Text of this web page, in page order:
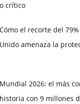
crítico
Cómo el recorte del
Unido amenaza la
Mundial 2026: el más
historia con 9 millones